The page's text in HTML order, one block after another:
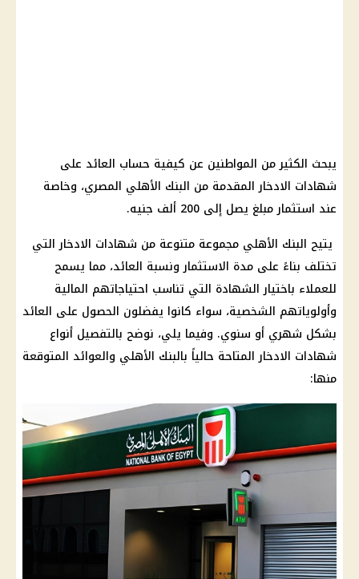
يبحث الكثير من المواطنين عن كيفية حساب العائد على
شهادات الادخار المقدمة من البنك الأهلي المصري، وخاصة
عند استثمار مبلغ يصل إلى 200 ألف جنيه.
يتيح البنك الأهلي مجموعة متنوعة من شهادات الادخار التي
تختلف بناءً على مدة الاستثمار ونسبة العائد، مما يسمح
للعملاء باختيار الشهادة التي تناسب احتياجاتهم المالية
وأولوياتهم الشخصية، سواء كانوا يفضلون الحصول على العائد
بشكل شهري أو سنوي. وفيما يلي، نوضح بالتفصيل أنواع
شهادات الادخار المتاحة حالياً بالبنك الأهلي والعوائد المتوقعة
منها: